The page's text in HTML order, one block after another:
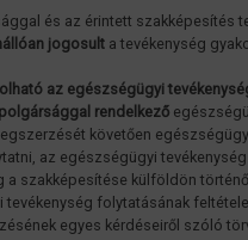
és az érintett szakképesítés
jogosult a tevékenység
az egészségügyi
rendelkező
követően
az egészségügyi
szakképesítése külföldön
folytatásának
egyes kérdéseiről szóló